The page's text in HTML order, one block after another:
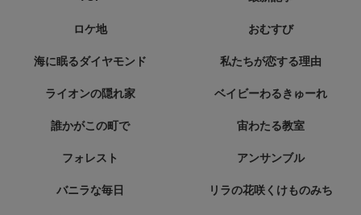
ロケ地 おむすび
海に眠るダイヤモンド 私たちが恋する理由
ライオンの隠れ家 ベイビーわるきゅーれ
誰かがこの町で 宙わたる教室
フォレスト アンサンブル
バニラな毎日 リラの花咲くけものみち